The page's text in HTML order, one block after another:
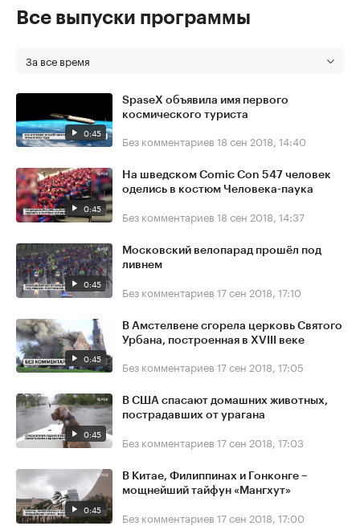
Все выпуски программы
За все время
0:45
SpaseX объявила имя первого
космического туриста
Без комментариев 18 сен 2018, 14:40
0:45
На шведском Comic Con 547 человек
оделись в костюм Человека-паука
Без комментариев 18 сен 2018, 14:37
0:45
Московский велопарад прошёл под
ливнем
Без комментариев 17 сен 2018, 17:10
0:45
В Амстелвене сгорела церковь Святого
Урбана, построенная в XVIII веке
Без комментариев 17 сен 2018, 17:05
0:45
В США спасают домашних животных,
пострадавших от урагана
Без комментариев 17 сен 2018, 17:03
0:45
В Китае, Филиппинах и Гонконге –
мощнейший тайфун «Мангхут»
Без комментариев 17 сен 2018, 17:00